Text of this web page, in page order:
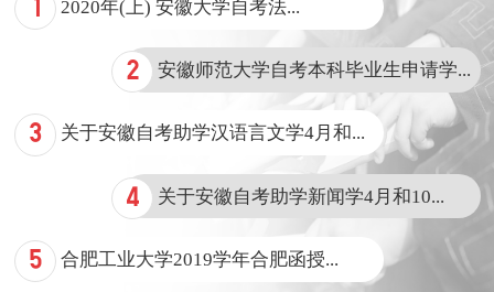
1 2020年(上) 安徽大学自考法...
2 安徽师范大学自考本科毕业生申请学...
3 关于安徽自考助学汉语言文学4月和...
4 关于安徽自考助学新闻学4月和10...
5 合肥工业大学2019学年合肥函授...